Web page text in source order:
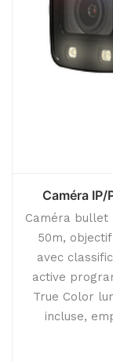
Caméra
Caméra bullet
50m,
avec
active
True Color
incluse,